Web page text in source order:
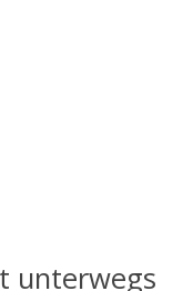
unterwegs